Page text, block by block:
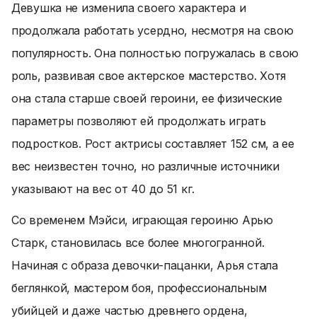
Девушка не изменила своего характера и
продолжала работать усердно, несмотря на свою
популярность. Она полностью погружалась в свою
роль, развивая свое актерское мастерство. Хотя
она стала старше своей героини, ее физические
параметры позволяют ей продолжать играть
подростков. Рост актрисы составляет 152 см, а ее
вес неизвестен точно, но различные источники
указывают на вес от 40 до 51 кг.
Со временем Мэйси, играющая героиню Арью
Старк, становилась все более многогранной.
Начиная с образа девочки-пацанки, Арья стала
беглянкой, мастером боя, профессиональным
убийцей и даже частью древнего ордена,